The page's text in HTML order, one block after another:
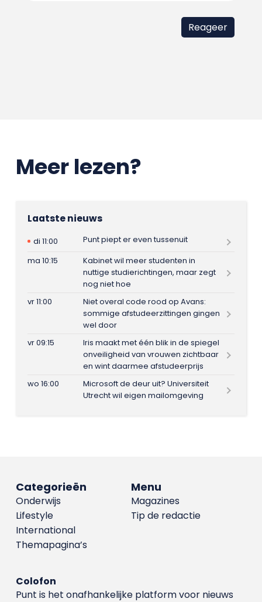
Meer lezen?
Laatste nieuws
di 11:00
Punt piept er even tussenuit
ma 10:15
Kabinet wil meer studenten in
nuttige studierichtingen, maar zegt
nog niet hoe
vr 11:00
Niet overal code rood op Avans:
sommige afstudeerzittingen gingen
wel door
vr 09:15
Iris maakt met één blik in de spiegel
onveiligheid van vrouwen zichtbaar
en wint daarmee afstudeerprijs
wo 16:00
Microsoft de deur uit? Universiteit
Utrecht wil eigen mailomgeving
Menu
Magazines
Tip de redactie
Categorieën
Onderwijs
Lifestyle
International
Themapagina’s
Colofon
Punt is het onafhankelijke platform voor nieuws